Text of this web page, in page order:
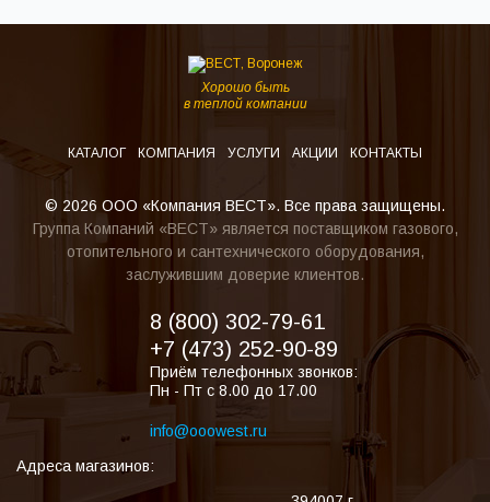
Хорошо быть
в теплой компании
КАТАЛОГ КОМПАНИЯ УСЛУГИ АКЦИИ КОНТАКТЫ
© 2026 ООО «Компания ВЕСТ». Все права защищены.
Группа Компаний «ВЕСТ» является поставщиком газового,
отопительного и сантехнического оборудования,
заслужившим доверие клиентов.
8 (800) 302-79-61
+7 (473) 252-90-89
Приём телефонных звонков:
Пн - Пт с 8.00 до 17.00
info@ooowest.ru
Адреса магазинов: